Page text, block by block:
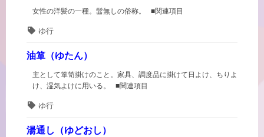
女性の洋髪の一種。髷無しの俗称。 ■関連項目
タ ゆ行
油箪（ゆたん）
主として箪笥掛けのこと。家具、調度品に掛けて日よけ、ちりよ
け、湿気よけに用いる。 ■関連項目
タ ゆ行
湯通し（ゆどおし）